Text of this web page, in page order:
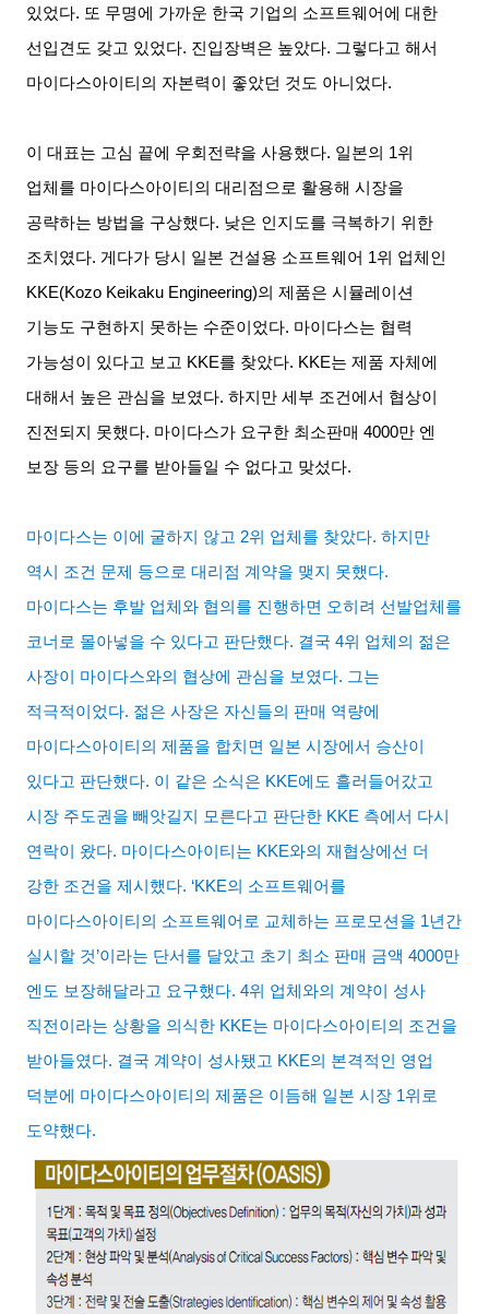
있었다. 또 무명에 가까운 한국 기업의 소프트웨어에 대한
선입견도 갖고 있었다. 진입장벽은 높았다. 그렇다고 해서
마이다스아이티의 자본력이 좋았던 것도 아니었다.
이 대표는 고심 끝에 우회전략을 사용했다. 일본의 1위
업체를 마이다스아이티의 대리점으로 활용해 시장을
공략하는 방법을 구상했다. 낮은 인지도를 극복하기 위한
조치였다. 게다가 당시 일본 건설용 소프트웨어 1위 업체인
KKE(Kozo Keikaku Engineering)의 제품은 시뮬레이션
기능도 구현하지 못하는 수준이었다. 마이다스는 협력
가능성이 있다고 보고 KKE를 찾았다. KKE는 제품 자체에
대해서 높은 관심을 보였다.하지만 세부 조건에서 협상이
진전되지 못했다. 마이다스가 요구한 최소판매 4000만 엔
보장 등의 요구를 받아들일 수 없다고 맞섰다.
마이다스는 이에 굴하지 않고 2위 업체를 찾았다.하지만
역시 조건 문제 등으로 대리점 계약을 맺지 못했다.
마이다스는 후발 업체와 협의를 진행하면 오히려 선발업체를
코너로 몰아넣을 수 있다고 판단했다. 결국 4위 업체의 젊은
사장이 마이다스와의 협상에 관심을 보였다. 그는
적극적이었다. 젊은 사장은 자신들의 판매 역량에
마이다스아이티의 제품을 합치면 일본 시장에서 승산이
있다고 판단했다. 이 같은 소식은 KKE에도 흘러들어갔고
시장 주도권을 빼앗길지 모른다고 판단한 KKE 측에서 다시
연락이 왔다. 마이다스아이티는 KKE와의 재협상에선 더
강한 조건을 제시했다. ‘KKE의 소프트웨어를
마이다스아이티의 소프트웨어로 교체하는 프로모션을 1년간
실시할 것’이라는 단서를 달았고 초기 최소 판매 금액 4000만
엔도 보장해달라고 요구했다. 4위 업체와의 계약이 성사
직전이라는 상황을 의식한 KKE는 마이다스아이티의 조건을
받아들였다. 결국 계약이 성사됐고 KKE의 본격적인 영업
덕분에 마이다스아이티의 제품은 이듬해 일본 시장 1위로
도약했다.